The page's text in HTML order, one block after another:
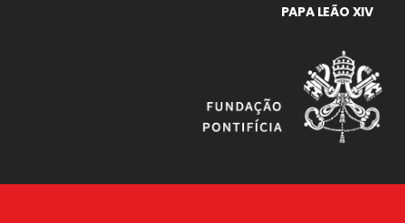
PAPA LEÃO XIV